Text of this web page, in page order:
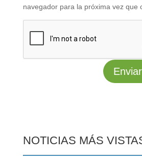
navegador para la próxima vez que
NOTICIAS MÁS